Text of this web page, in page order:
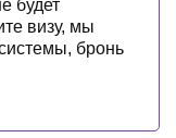
будет
визу, мы
бронь